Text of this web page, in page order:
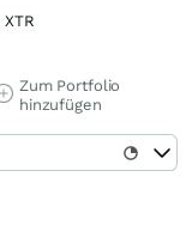
XTR
Zum Portfolio
hinzufügen